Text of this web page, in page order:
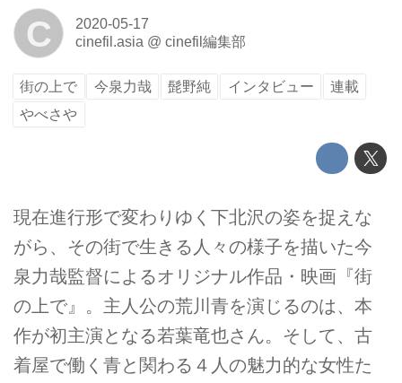
C
2020-05-17
cinefil.asia @ cinefil編集部
街の上で 今泉力哉 髭野純 インタビュー
連載
やべさや
現在進行形で変わりゆく下北沢の姿を捉えな
がら、その街で生きる人々の様子を描いた今
泉力哉監督によるオリジナル作品・映画『街
の上で』。主人公の荒川青を演じるのは、本
作が初主演となる若葉竜也さん。そして、古
着屋で働く青と関わる４人の魅力的な女性た